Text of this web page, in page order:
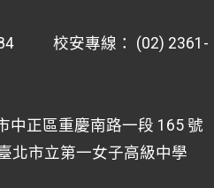
校安專線： (02) 2361-
中正區重慶南路一段 165 號
北市立第一女子高級中學